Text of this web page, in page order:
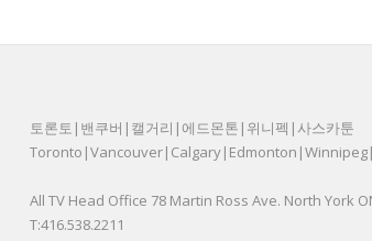
토론토|밴쿠버|캘거리|에드몬톤|위니펙|사스카툰
All TV Head Office 78 Martin Ross Ave. North York
T:416.538.2211